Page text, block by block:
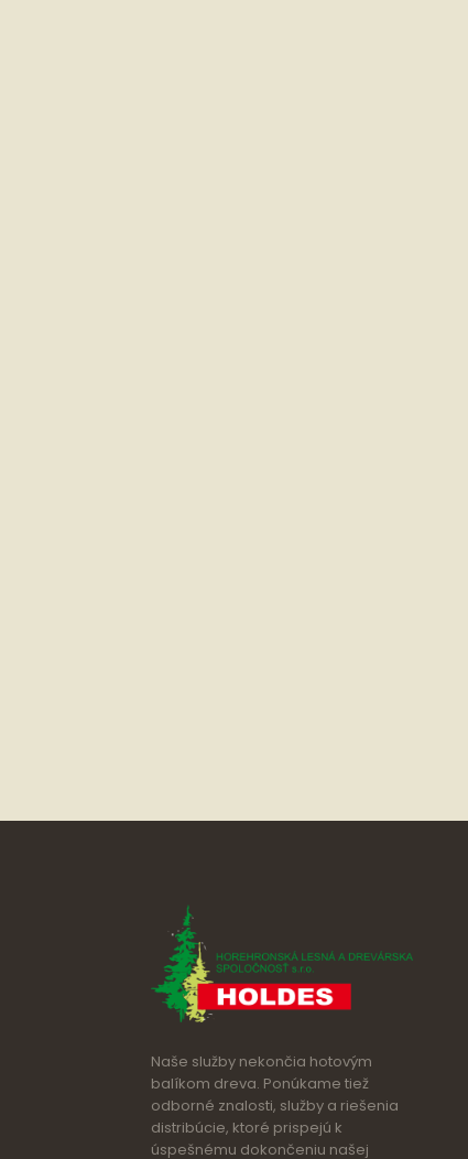
Naše služby nekončia hotovým
balíkom dreva. Ponúkame tiež
odborné znalosti, služby a riešenia
distribúcie, ktoré prispejú k
úspešnému dokončeniu našej